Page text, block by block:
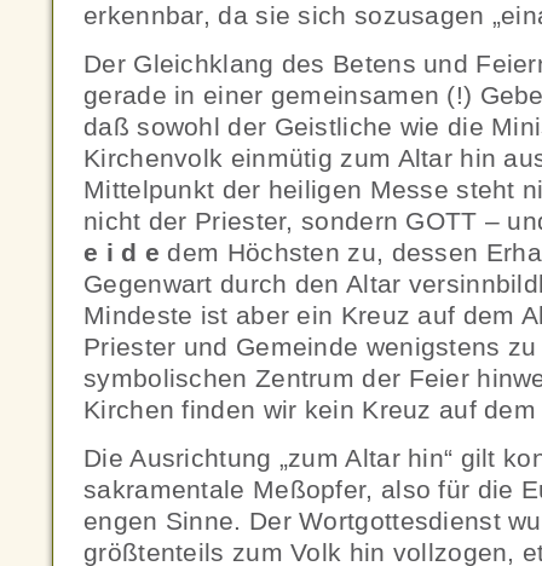
erkennbar, da sie sich sozusagen
Der Gleichklang des Betens und
gerade in einer gemeinsamen (!)
daß sowohl der Geistliche wie die
Kirchenvolk einmütig zum Altar hin
Mittelpunkt der heiligen Messe steht
nicht der Priester, sondern GOTT –
e i d e dem Höchsten zu, dessen
Gegenwart durch den Altar
Mindeste ist aber ein Kreuz auf dem
Priester und Gemeinde wenigstens
symbolischen Zentrum der Feier
Kirchen finden wir kein Kreuz auf
Die Ausrichtung „zum Altar hin“ gilt
sakramentale Meßopfer, also für die
engen Sinne. Der Wortgottesdienst
größtenteils zum Volk hin vollzogen,